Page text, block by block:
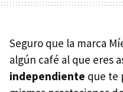
Seguro que la marca
algún café al que eres
independiente que te